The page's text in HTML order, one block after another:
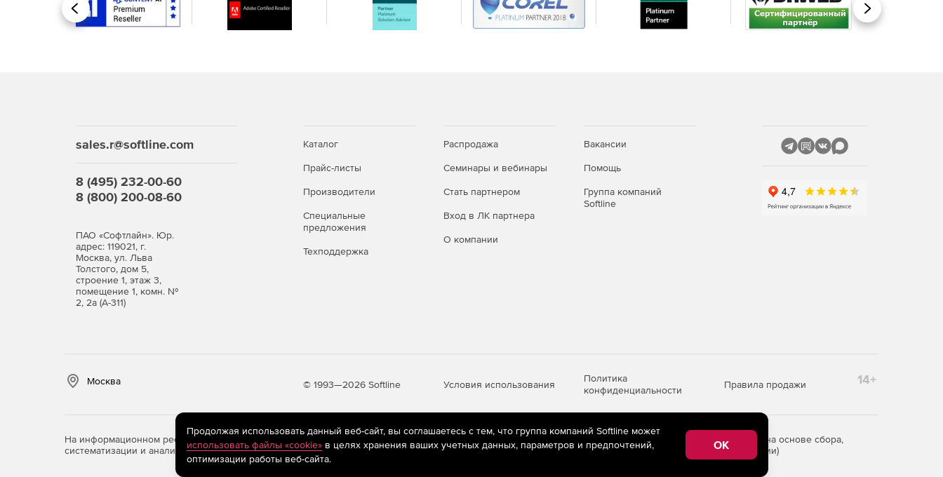
Назад Вперед
sales.r@softline.com
8 (495) 232-00-60
8 (800) 200-08-60
ПАО «Софтлайн». Юр.
адрес: 119021, г.
Москва, ул. Льва
Толстого, дом 5,
строение 1, этаж 3,
помещение 1, комн. №
2, 2а (А-311)
Каталог
Прайс-листы
Производители
Специальные
предложения
Техподдержка
Распродажа
Семинары и вебинары
Стать партнером
Вход в ЛК партнера
О компании
Вакансии
Помощь
Группа компаний
Softline
Москва © 1993—2026 Softline Условия использования
Политика
конфиденциальности
Правила продажи 14+
На информационном ресурсе store.softline.ru применяются рекомендательные технологии
(информационные технологии предоставления информации на основе сбора,
систематизации и анализа сведений, относящихся к предпочтениям пользователей сети «Интернет», находящихся на территории Российской Федерации)
Продолжая использовать данный веб-сайт, вы соглашаетесь с тем, что группа компаний Softline может
использовать файлы «cookie»в целях хранения ваших учетных данных, параметров и предпочтений,
оптимизации работы веб-сайта.
OK